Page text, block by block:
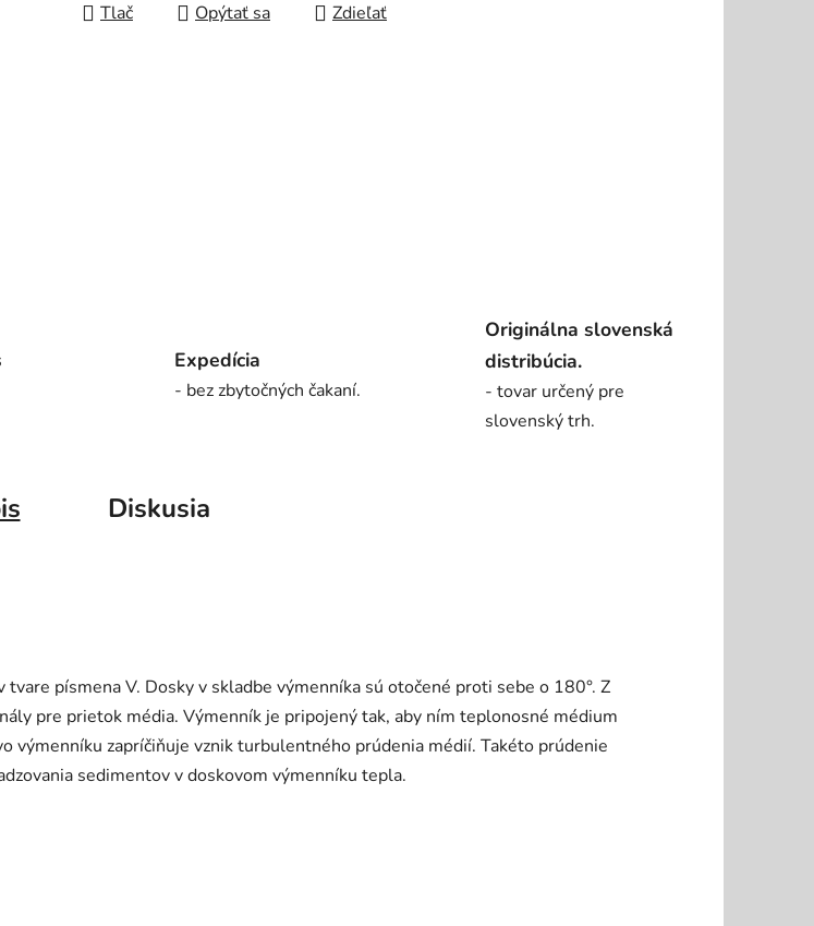
Tlač Opýtať sa Zdieľať
Expedícia
- bez zbytočných čakaní.
Originálna slovenská
distribúcia.
- tovar určený pre
slovenský trh.
Diskusia
písmena V. Dosky v skladbe výmenníka sú otočené proti sebe o 180°. Z
pre prietok média. Výmenník je pripojený tak, aby ním teplonosné médium
zapríčiňuje vznik turbulentného prúdenia médií. Takéto prúdenie
sedimentov v doskovom výmenníku tepla.